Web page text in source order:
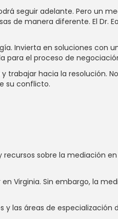
seguir adelante. Pero un
de manera diferente. El
Invierta en soluciones con
para el proceso de
hacia la resolución.
su conflicto.
sobre la mediación
Virginia. Sin embargo, la
y las áreas de